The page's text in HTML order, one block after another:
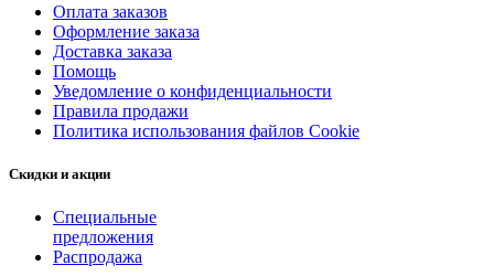
Оплата заказов
Оформление заказа
Доставка заказа
Помощь
Уведомление о конфиденциальности
Правила продажи
Политика использования файлов Cookie
Скидки и акции
Специальные
предложения
Распродажа